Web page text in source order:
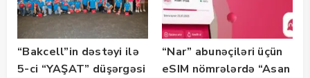
“Bakcell”in dəstəyi ilə
5-ci “YAŞAT” düşərgəsi
“Nar” abunəçiləri üçün
eSIM nömrələrdə “Asan